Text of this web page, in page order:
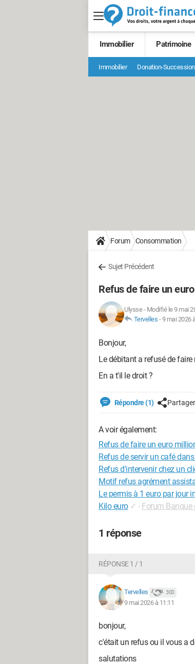
Immobilier Patrimoine
Immobilier Donation-Succession
Forum Consommation
Sujet Précédent
Refus de faire un
Ulysse- Modifié le 9 mai
Tervelles -9 mai 2026
Bonjour,
Le débitant a refusé de
En a t'il le droit ?
Répondre (1) Partager
A voir également:
Refus de faire un euro
Refus de servir un café
Refus d'intervenir chez un
Motif refus agrément
Le permis à 1 euro par jour
Kilo euro ✓ - Forum Banque
1 réponse
RÉPONSE 1 / 1
Tervelles 300
9 mai 2026 à 11:11
bonjour,
c'était un refus ou il vous a
salutations